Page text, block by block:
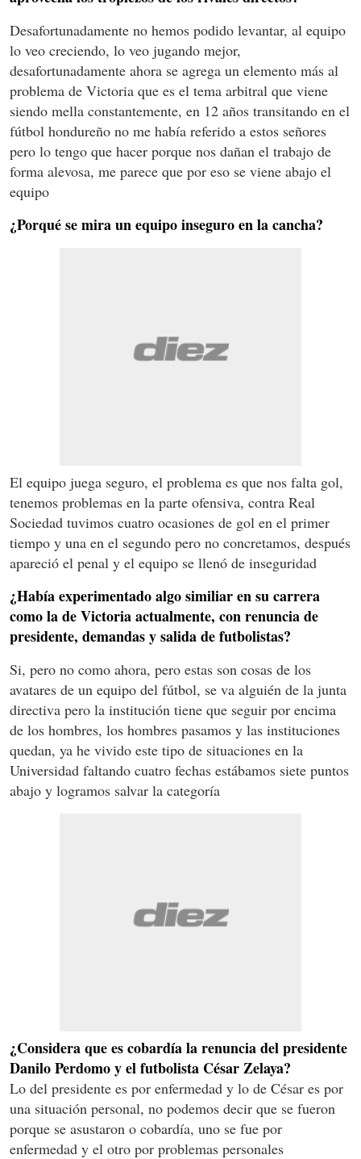
Desafortunadamente no hemos podido levantar, al equipo
lo veo creciendo, lo veo jugando mejor,
desafortunadamente ahora se agrega un elemento más al
problema de Victoria que es el tema arbitral que viene
siendo mella constantemente, en 12 años transitando en el
fútbol hondureño no me había referido a estos señores
pero lo tengo que hacer porque nos dañan el trabajo de
forma alevosa, me parece que por eso se viene abajo el
equipo
¿Porqué se mira un equipo inseguro en la cancha?
El equipo juega seguro, el problema es que nos falta gol,
tenemos problemas en la parte ofensiva, contra Real
Sociedad tuvimos cuatro ocasiones de gol en el primer
tiempo y una en el segundo pero no concretamos, después
apareció el penal y el equipo se llenó de inseguridad
¿Había experimentado algo similiar en su carrera
como la de Victoria actualmente, con renuncia de
presidente, demandas y salida de futbolistas?
Si, pero no como ahora, pero estas son cosas de los
avatares de un equipo del fútbol, se va alguién de la junta
directiva pero la institución tiene que seguir por encima
de los hombres, los hombres pasamos y las instituciones
quedan, ya he vivido este tipo de situaciones en la
Universidad faltando cuatro fechas estábamos siete puntos
abajo y logramos salvar la categoría
¿Considera que es cobardía la renuncia del presidente
Danilo Perdomo y el futbolista César Zelaya?
Lo del presidente es por enfermedad y lo de César es por
una situación personal, no podemos decir que se fueron
porque se asustaron o cobardía, uno se fue por
enfermedad y el otro por problemas personales